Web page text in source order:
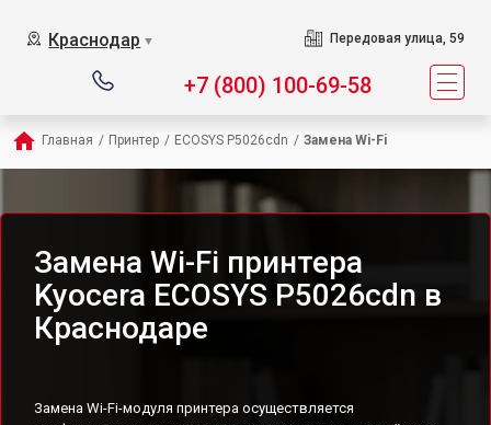
Краснодар ▼ Передовая улица, 59
+7 (800) 100-69-58
Главная / Принтер / ECOSYS P5026cdn / Замена Wi-Fi
Замена Wi-Fi принтера
Kyocera ECOSYS P5026cdn в
Краснодаре
Замена Wi-Fi-модуля принтера осуществляется